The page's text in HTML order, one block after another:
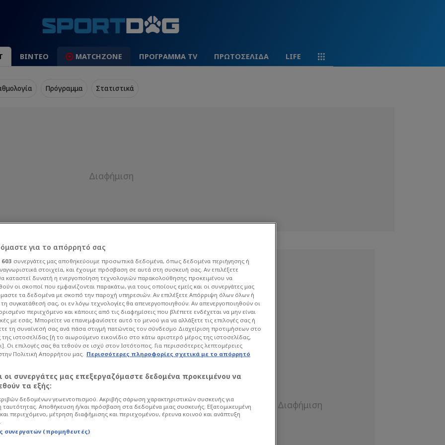
ΒΙΝΤΕΟ MATCHZONE ΠΡΟΓΡΑΜΜΑ TV ΠΡΩΤΟΣΕΛΙΔΑ LIFE
Πρόγραμμα Στατιστικά
και η παρέα
όρια"
Euroleague
και η παρέα του το
προκαλεί την πιο ντροπιαστική
για το απόρρητό σας
603 συνεργάτες μας αποθηκεύουμε προσωπικά δεδομένα, όπως δεδομένα περιήγησης ή
στοιχεία, και έχουμε πρόσβαση σε αυτά στη συσκευή σας. Αν επιλέξετε
καταστεί δυνατή η ενεργοποίηση τεχνολογιών παρακολούθησης προκειμένου να
οι σκοποί που εμφανίζονται παρακάτω, για τους οποίους εμείς και οι συνεργάτες μας
τα δεδομένα με σκοπό την παροχή υπηρεσιών. Αν επιλέξετε Απόρριψη όλων όλων ή
συγκατάθεσή σας, οι εν λόγω τεχνολογίες θα απενεργοποιηθούν. Αν απενεργοποιηθούν οι
περιεχόμενο και κάποιες από τις διαφημίσεις που βλέπετε ενδέχεται να μην είναι
με εσάς. Μπορείτε να επανεμφανίσετε αυτό το μενού για να αλλάξετε τις επιλογές σας ή
τη συναίνεσή σας ανά πάσα στιγμή πατώντας τον σύνδεσμο Διαχείριση προτιμήσεων στο
ιστοσελίδας [ή το αιωρούμενο εικονίδιο στο κάτω αριστερό μέρος της ιστοσελίδας,
Οι επιλογές σας θα τεθούν σε ισχύ στον Ιστότοπος. Για περισσότερες λεπτομέρειες
Πολιτική Απορρήτου μας. Περισσότερες πληροφορίες σχετικά με το απόρρητό
οι συνεργάτες μας επεξεργαζόμαστε δεδομένα προκειμένου να
τα εξής:
δεδομένων γεωεντοπισμού. Ακριβής σάρωση χαρακτηριστικών συσκευής για
ταυτότητας. Αποθήκευση ή/και πρόσβαση στα δεδομένα μιας συσκευής. Εξατομικευμένη
περιεχόμενο, μέτρηση διαφήμισης και περιεχομένου, έρευνα κοινού και ανάπτυξη
συνεργατών (προμηθευτές)